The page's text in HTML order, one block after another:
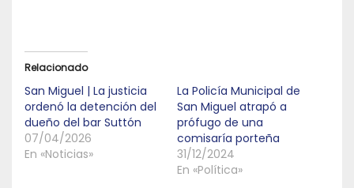
Relacionado
San Miguel | La justicia
ordenó la detención del
dueño del bar Suttón
07/04/2026
En «Noticias»
La Policía Municipal de
San Miguel atrapó a
prófugo de una
comisaría porteña
31/12/2024
En «Política»